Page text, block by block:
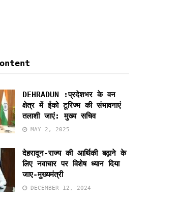
DEHRADUN :प्रदेशभर के वन
क्षेत्र में ईको टूरिज्म की संभावनाएं
तलाशी जाएं: मुख्य सचिव
MAY 2, 2025
देहरादून-राज्य की आर्थिकी बढ़ाने के
लिए नवाचार पर विशेष ध्यान दिया
जाए-मुख्यमंत्री
DECEMBER 12, 2024